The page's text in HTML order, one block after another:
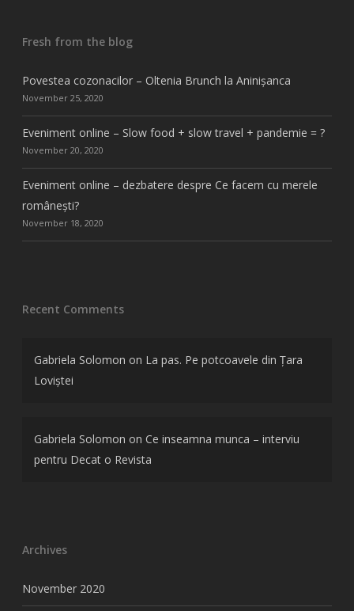
Fresh from the blog
Povestea cozonacilor – Oltenia Brunch la Aninișanca
November 25, 2020
Eveniment online – Slow food + slow travel + pandemie = ?
November 20, 2020
Eveniment online – dezbatere despre Ce facem cu merele
românești?
November 18, 2020
Recent Comments
Gabriela Solomon on La pas. Pe potcoavele din Țara
Loviștei
Gabriela Solomon on Ce inseamna munca – interviu
pentru Decat o Revista
Archives
November 2020